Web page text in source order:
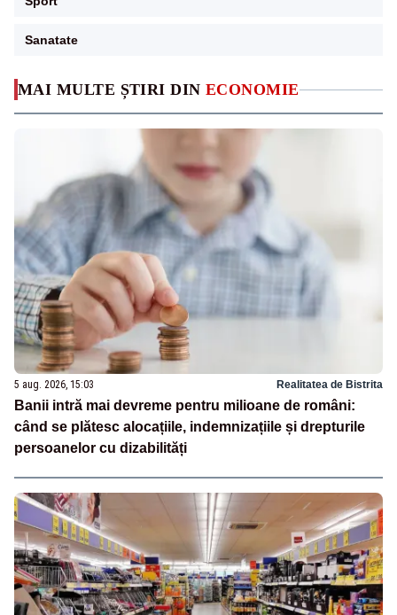
MAI MULTE ȘTIRI DIN ECONOMIE
5 aug. 2026, 15:03 Realitatea de Bistrita
Banii intră mai devreme pentru milioane de români:
când se plătesc alocațiile, indemnizațiile și drepturile
persoanelor cu dizabilități
Sanatate